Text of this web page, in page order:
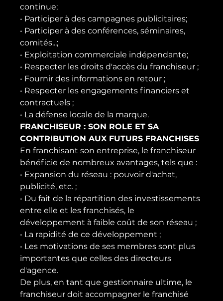
continue;
• Participer à des campagnes publicitaires;
• Participer à des conférences, séminaires,
comités...;
• Exploitation commerciale indépendante;
• Respecter les droits d'accès du franchiseur ;
• Fournir des informations en retour ;
• Respecter les engagements financiers et
contractuels ;
• La défense locale de la marque.
FRANCHISEUR : SON ROLE ET SA
CONTRIBUTION AUX FUTURS FRANCHISES
En franchisant son entreprise, le franchiseur
bénéficie de nombreux avantages, tels que :
• Expansion du réseau : pouvoir d'achat,
publicité, etc. ;
• Du fait de la répartition des investissements
entre elle et les franchisés, le
développement à faible coût de son réseau ;
• La rapidité de ce développement ;
• Les motivations de ses membres sont plus
importantes que celles des directeurs
d'agence.
De plus, en tant que gestionnaire ultime, le
franchiseur doit accompagner le franchisé